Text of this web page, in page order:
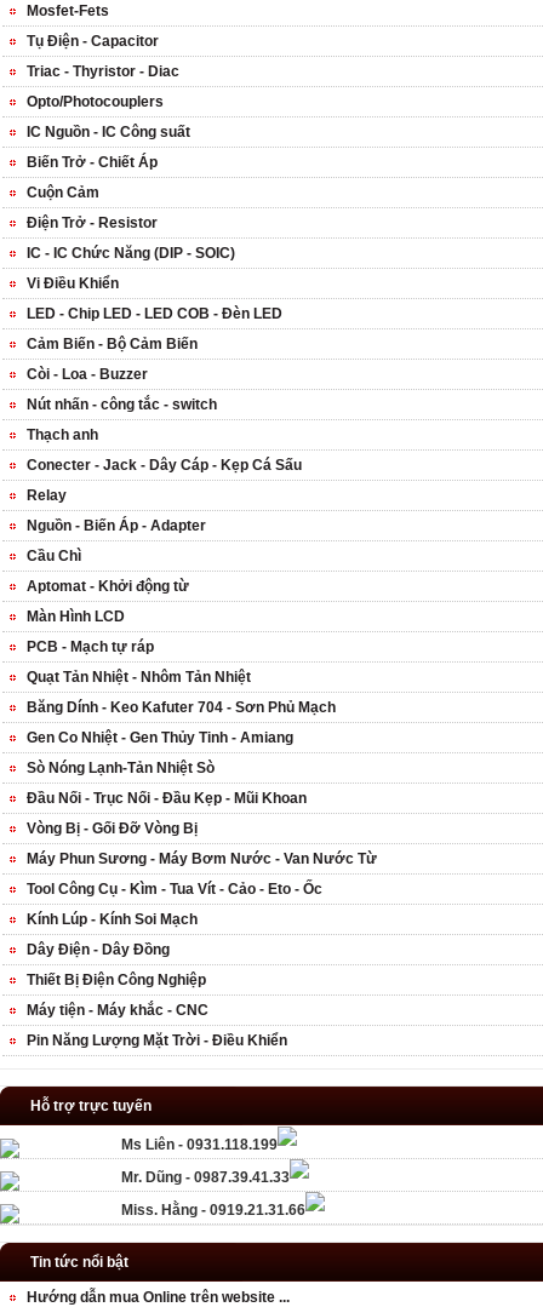
Mosfet-Fets
Tụ Điện - Capacitor
Triac - Thyristor - Diac
Opto/Photocouplers
IC Nguồn - IC Công suất
Biến Trở - Chiết Áp
Cuộn Cảm
Điện Trở - Resistor
IC - IC Chức Năng (DIP - SOIC)
Vi Điều Khiển
LED - Chip LED - LED COB - Đèn LED
Cảm Biến - Bộ Cảm Biến
Còi - Loa - Buzzer
Nút nhấn - công tắc - switch
Thạch anh
Conecter - Jack - Dây Cáp - Kẹp Cá Sấu
Relay
Nguồn - Biến Áp - Adapter
Cầu Chì
Aptomat - Khởi động từ
Màn Hình LCD
PCB - Mạch tự ráp
Quạt Tản Nhiệt - Nhôm Tản Nhiệt
Băng Dính - Keo Kafuter 704 - Sơn Phủ Mạch
Gen Co Nhiệt - Gen Thủy Tinh - Amiang
Sò Nóng Lạnh-Tản Nhiệt Sò
Đầu Nối - Trục Nối - Đầu Kẹp - Mũi Khoan
Vòng Bị - Gối Đỡ Vòng Bị
Máy Phun Sương - Máy Bơm Nước - Van Nước Từ
Tool Công Cụ - Kìm - Tua Vít - Cảo - Eto - Ốc
Kính Lúp - Kính Soi Mạch
Dây Điện - Dây Đồng
Thiết Bị Điện Công Nghiệp
Máy tiện - Máy khắc - CNC
Pin Năng Lượng Mặt Trời - Điều Khiển
Hỗ trợ trực tuyến
Ms Liên - 0931.118.199
Mr. Dũng - 0987.39.41.33
Miss. Hằng - 0919.21.31.66
Tin tức nổi bật
Hướng dẫn mua Online trên website ...